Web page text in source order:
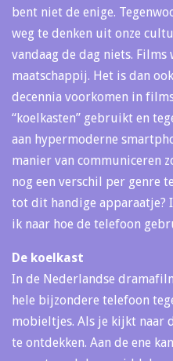
bent niet de enige.
weg te denken uit onze
vandaag de dag niets. Films
maatschappij. Het is dan
decennia voorkomen in
“koelkasten” gebruikt en
aan hypermoderne
manier van communiceren
nog een verschil per genre
tot dit handige apparaatje?
ik naar hoe de telefoon
De koelkast
In de Nederlandse
hele bijzondere telefoon
mobieltjes. Als je kijkt naar
te ontdekken. Aan de ene